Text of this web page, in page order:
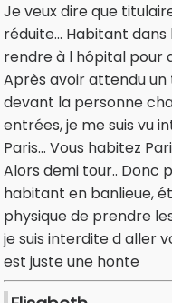
Je veux dire que
réduite... Habitant dans
rendre à l hôpital pour
Après avoir attendu
devant la personne
entrées, je me suis vu
Paris... Vous habitez
Alors demi tour.. Donc
habitant en banlieue,
physique de prendre
je suis interdite d aller
est juste une honte